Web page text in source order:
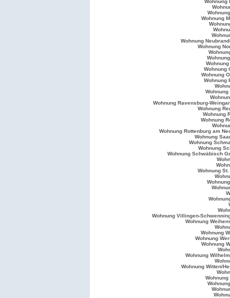
Wohnung
Wohnung
Wohnung
Wohnung
Wohnung
Wohnung
Wohnung
Wohnung Ravensburg-
Wohnung
Wohnung
Wohnung
Wohnung Rottenburg am
Wohnung
Wohnung
Wohnung
Wohnung Schwäbisch
Wohnung
Wohnung Villingen-
Wohnung
Wohnung
Wohnung
Wohnung
Wohnung
Wohnung Witten/
Wohnung